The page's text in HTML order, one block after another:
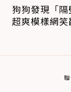
狗狗發現「
超爽模樣網